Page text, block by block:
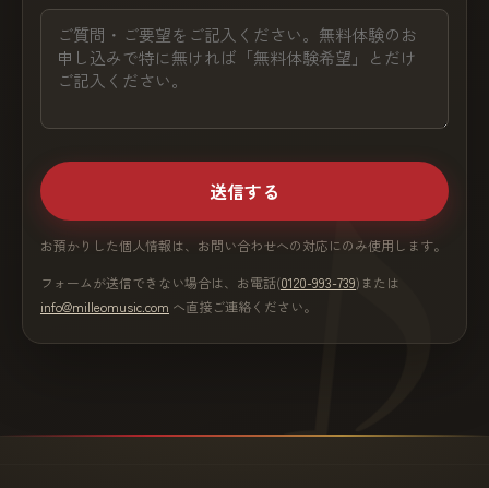
送信する
お預かりした個人情報は、お問い合わせへの対応にのみ使用します。
フォームが送信できない場合は、お電話(0120-993-739)または
info@milleomusic.com へ直接ご連絡ください。